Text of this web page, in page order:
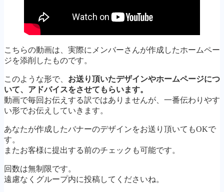
こちらの動画は、実際にメンバーさんが作成したホームペー
ジを添削したものです。
このような形で、 お送り頂いたデザインやホームページにつ
いて、アドバイスをさせてもらいます。
動画で毎回お伝えする訳ではありませんが、一番伝わりやす
い形でお伝えしていきます。
あなたが作成したバナーのデザインをお送り頂いてもOKで
す。
またお客様に提出する前のチェックも可能です。
回数は無制限です。
遠慮なくグループ内に投稿してくださいね。